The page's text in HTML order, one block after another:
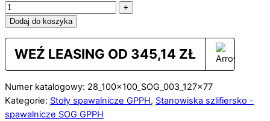
+
Dodaj do koszyka
WEŹ LEASING OD 345,14 ZŁ
Numer katalogowy: 28_100x100_SOG_003_127x77
Kategorie: Stoły spawalnicze GPPH, Stanowiska szlifiersko -
spawalnicze SOG GPPH